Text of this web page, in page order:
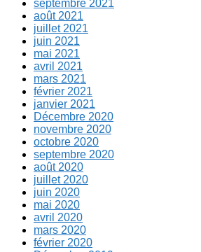
septembre 2021
août 2021
juillet 2021
juin 2021
mai 2021
avril 2021
mars 2021
février 2021
janvier 2021
Décembre 2020
novembre 2020
octobre 2020
septembre 2020
août 2020
juillet 2020
juin 2020
mai 2020
avril 2020
mars 2020
février 2020